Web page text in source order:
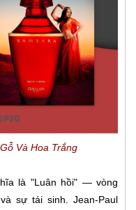
Và Hoa Trắng
là "Luân hồi" — vòng
sự tái sinh. Jean-Paul